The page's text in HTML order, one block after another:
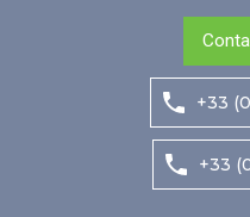
+33
+33